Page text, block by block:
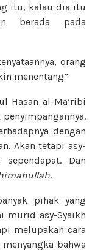
itu, kalau dia itu
berada pada
orang
menentang”
Hasan al-Ma’ribi
dengan
Akan tetapi asy-
Dan
.
pihak yang
murid asy-Syaikh
melupakan cara
bahwa